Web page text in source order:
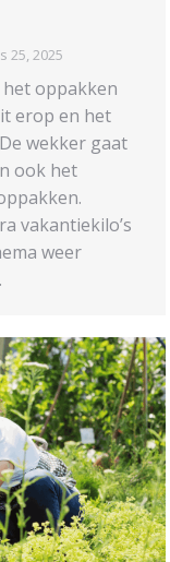
25, 2025
oppakken
erop en het
wekker gaat
ook het
vakantiekilo’s
weer